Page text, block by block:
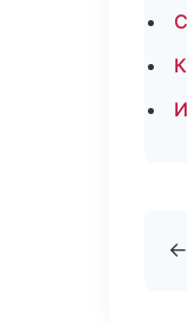
←